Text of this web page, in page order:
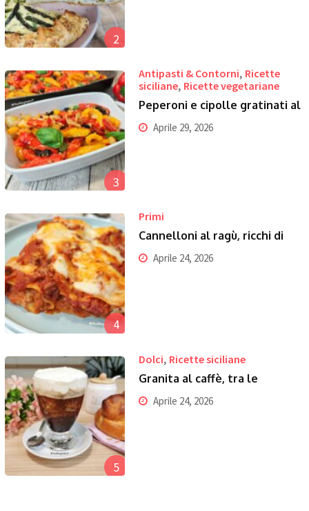
2
3
Antipasti & Contorni, Ricette
siciliane, Ricette vegetariane
Peperoni e cipolle gratinati al
Aprile 29, 2026
4
Primi
Cannelloni al ragù, ricchi di
Aprile 24, 2026
5
Dolci, Ricette siciliane
Granita al caffè, tra le
Aprile 24, 2026